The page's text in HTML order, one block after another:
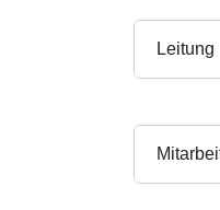
Leitung